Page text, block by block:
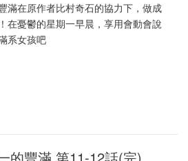
滿在原作者比村奇石的協力下，做成
在憂鬱的星期一早晨，享用會動會說
系女孩吧